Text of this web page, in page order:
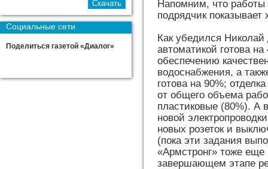
Социальные сети
Поделиться газетой «Диалог»
Напомним, что работы
подрядчик
Как убедился Николай
автоматикой готова
обеспечению
водоснабжения, а
готова на 90%;
от общего объема
пластиковые (80%). А
новой
новых розеток и
(пока эти задания
«Армстронг» тоже еще
завершающем этапе